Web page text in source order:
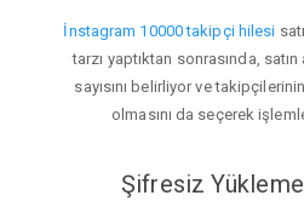
İnstagram 10000 takipçi hilesi
tarzı yaptıktan sonrasında,
sayısını belirliyor ve
olmasını da seçerek
Şifresiz